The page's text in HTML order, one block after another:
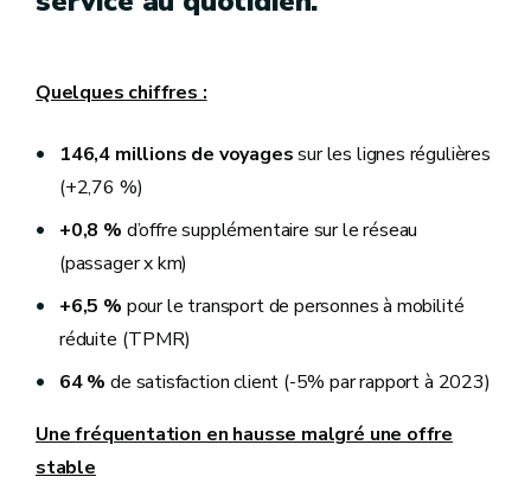
Quelques chiffres :
146,4 millions de voyagessur les lignes régulières
(+2,76 %)
+0,8 % d’offre supplémentaire sur le réseau
(passager x km)
+6,5 % pour le transport de personnes à mobilité
réduite (TPMR)
64 % de satisfaction client (-5% par rapport à 2023)
Une fréquentation en hausse malgré une offre
stable